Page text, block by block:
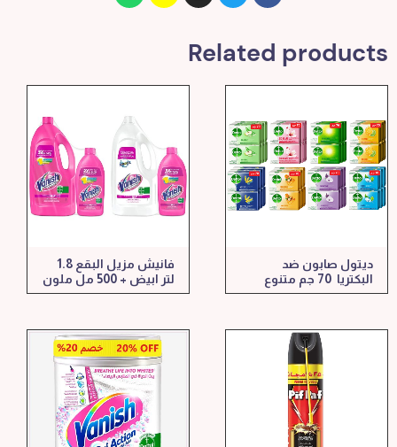
Related products
ديتول صابون ضد
البكتريا 70 جم متنوع
فانيش مزيل البقع 1.8
لتر ابيض + 500 مل ملون